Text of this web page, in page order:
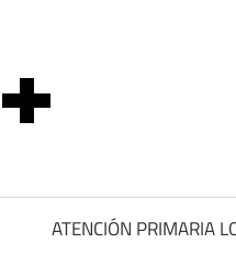
ATENCIÓN PRIMARIA